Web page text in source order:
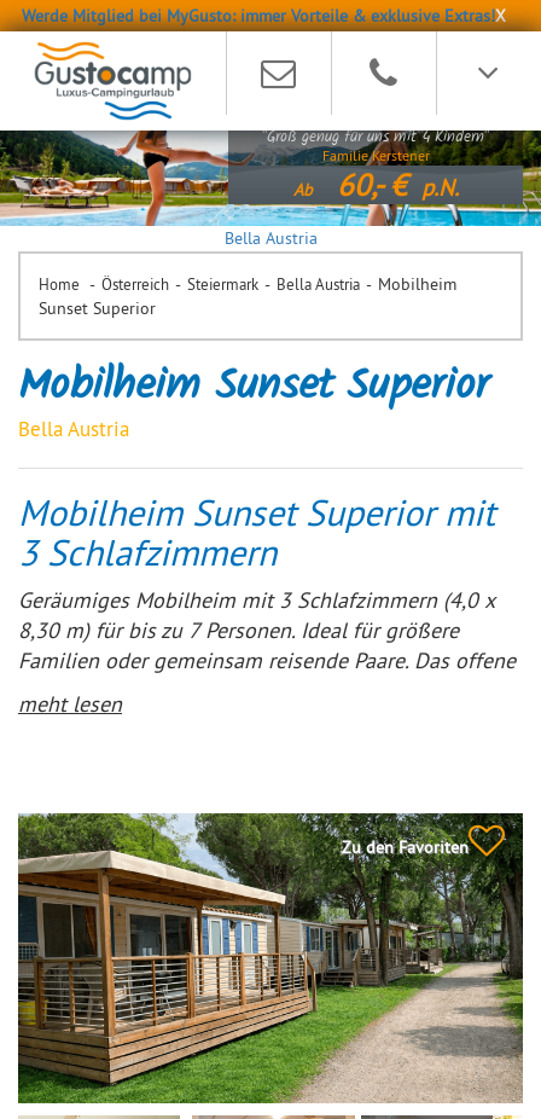
Werde Mitglied bei MyGusto: immer Vorteile & exklusive Extras!X
Bella Austria
Home - Österreich - Steiermark - Bella Austria - Mobilheim
Sunset Superior
Mobilheim Sunset Superior
Bella Austria
"Groß genug für uns mit 4 Kindern"
Familie Kerstener
Ab 60,- p.N.
Mobilheim Sunset Superior mit
3 Schlafzimmern
Geräumiges Mobilheim mit 3 Schlafzimmern (4,0 x
8,30 m) für bis zu 7 Personen. Ideal für größere
Familien oder gemeinsam reisende Paare. Das offene
Wohnzimmer und die Küche sind modern und mit
einem 4-Flammen-Gasherd, Mikrowelle, großem
Küchenschränken ist alles ordentlich untergebracht.
meht lesen
Zu den Favoriten